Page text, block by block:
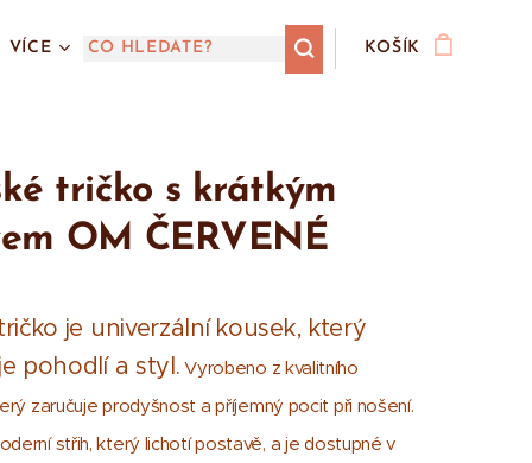
VÍCE KOŠÍK
tričko s krátkým
OM ČERVENÉ
je univerzální kousek, který
pohodlí a styl. Vyrobeno z kvalitního
zaručuje prodyšnost a příjemný pocit při nošení.
střih, který lichotí postavě, a je dostupné v